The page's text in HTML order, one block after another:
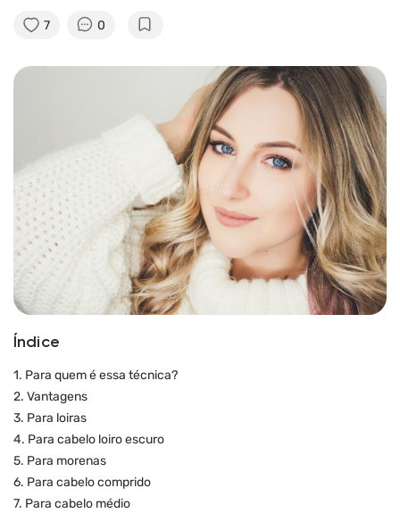
7 0
Índice
1. Para quem é essa técnica?
2. Vantagens
3. Para loiras
4. Para cabelo loiro escuro
5. Para morenas
6. Para cabelo comprido
7. Para cabelo médio